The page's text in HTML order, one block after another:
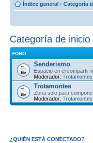
Índice general ‹ Categoría
Categoría de inicio
FORO
Senderismo
Espacio en el compartir
Moderador: Trotamontes
Trotamontes
Zona solo para
Moderador: Trotamontes
¿QUIÉN ESTÁ CONECTADO?